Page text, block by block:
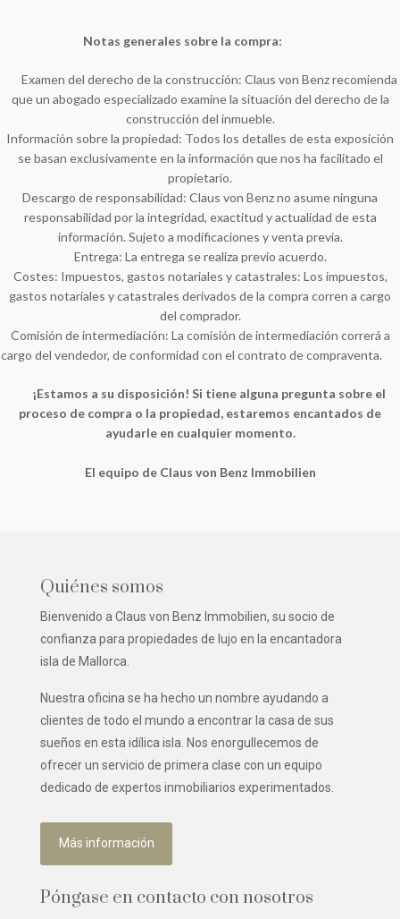
Notas generales sobre la compra:
Examen del derecho de la construcción: Claus von Benz recomienda
que un abogado especializado examine la situación del derecho de la
construcción del inmueble.
Información sobre la propiedad: Todos los detalles de esta exposición
se basan exclusivamente en la información que nos ha facilitado el
propietario.
Descargo de responsabilidad: Claus von Benz no asume ninguna
responsabilidad por la integridad, exactitud y actualidad de esta
información. Sujeto a modificaciones y venta previa.
Entrega: La entrega se realiza previo acuerdo.
Costes: Impuestos, gastos notariales y catastrales: Los impuestos,
gastos notariales y catastrales derivados de la compra corren a cargo
del comprador.
Comisión de intermediación: La comisión de intermediación correrá a
cargo del vendedor, de conformidad con el contrato de compraventa.
¡Estamos a su disposición! Si tiene alguna pregunta sobre el
proceso de compra o la propiedad, estaremos encantados de
ayudarle en cualquier momento.
El equipo de Claus von Benz Immobilien
Quiénes somos
Bienvenido a Claus von Benz Immobilien, su socio de
confianza para propiedades de lujo en la encantadora
isla de Mallorca.
Nuestra oficina se ha hecho un nombre ayudando a
clientes de todo el mundo a encontrar la casa de sus
sueños en esta idílica isla. Nos enorgullecemos de
ofrecer un servicio de primera clase con un equipo
dedicado de expertos inmobiliarios experimentados.
Más información
Póngase en contacto con nosotros